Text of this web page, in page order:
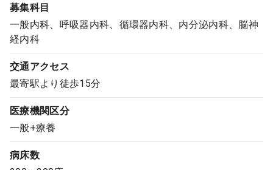
転職ノウハウ
受付時間 9:00 ～ 18:00（平日）
クリニック開業
DtoDとは
募集科目
一般内科、呼吸器内科、循環器内科、内分泌内科、脳神
経内科
交通アクセス
最寄駅より徒歩15分
医療機関区分
一般+療養
病床数